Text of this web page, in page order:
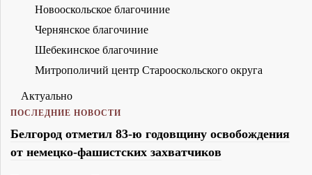
Новооскольское благочиние
Чернянское благочиние
Шебекинское благочиние
Митрополичий центр Старооскольского округа
Актуально
ПОСЛЕДНИЕ НОВОСТИ
Белгород отметил 83-ю годовщину освобождения
от немецко-фашистских захватчиков